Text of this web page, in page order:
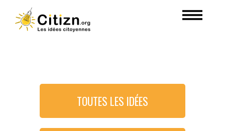
TOUTES LES IDÉES